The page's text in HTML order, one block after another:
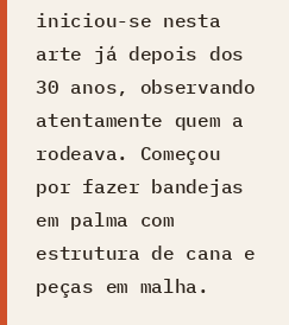
iniciou-se nesta
arte já depois dos
30 anos, observando
atentamente quem a
rodeava. Começou
por fazer bandejas
em palma com
estrutura de cana e
peças em malha.